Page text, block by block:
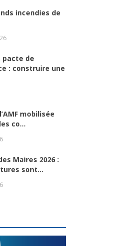
incendies de
pacte de
: construire une
mobilisée
co...
Maires 2026 :
sont...